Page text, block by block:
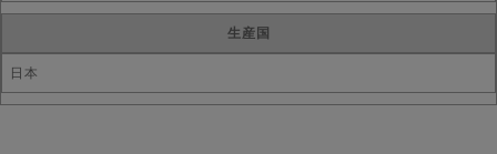
生産国
日本